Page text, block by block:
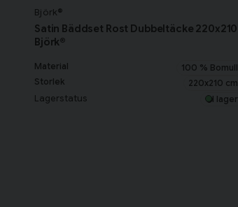
Björk®
Satin Bäddset Rost Dubbeltäcke 220x210
Björk®
Material
100 % Bomull
Storlek
220x210 cm
Lagerstatus I lager